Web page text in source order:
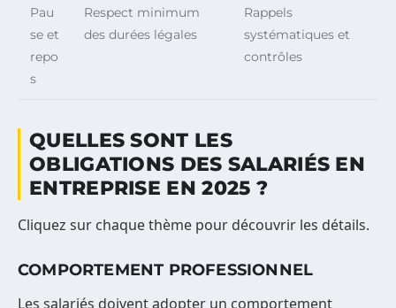
Pau
se et
repo
s
Respect minimum
des durées légales
Rappels
systématiques et
contrôles
QUELLES SONT LES
OBLIGATIONS DES SALARIÉS EN
ENTREPRISE EN 2025 ?
Cliquez sur chaque thème pour découvrir les détails.
COMPORTEMENT PROFESSIONNEL
Les salariés doivent adopter un comportement